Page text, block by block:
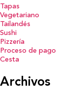
Tapas
Vegetariano
Tailandés
Sushi
Pizzería
Proceso de pago
Cesta
Archivos